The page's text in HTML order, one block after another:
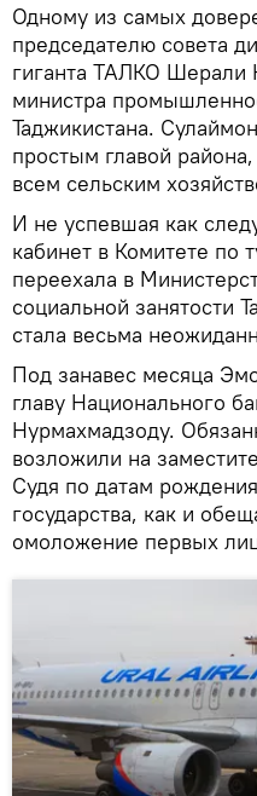
Одному из самых
председателю совета
гиганта ТАЛКО Шерали
министра
Таджикистана.
простым главой
всем сельским
И не успевшая как
кабинет в Комитете
переехала в
социальной занятости
стала весьма
Под занавес месяца
главу Национального
Нурмахмадзоду.
возложили на
Судя по датам
государства, как и
омоложение первых